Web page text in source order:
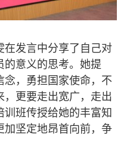
在发言中分享了自己对
的意义的思考。她提
，勇担国家使命，不
更要走出宽广，走出
班传授给她的丰富知
加坚定地昂首向前，争